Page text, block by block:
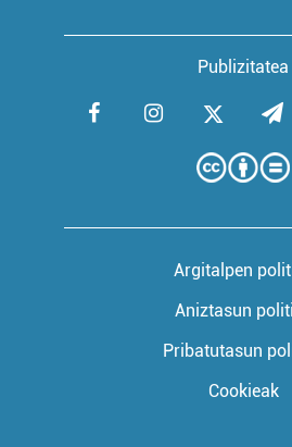
Publizitatea
Argitalpen
Aniztasun
Pribatutasun
Cookieak